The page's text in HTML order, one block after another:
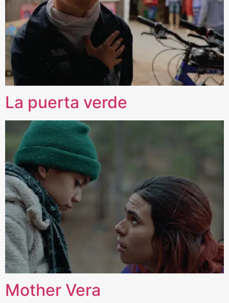
La puerta verde
Mother Vera